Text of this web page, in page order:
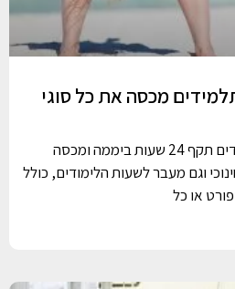
מכסה את כל סוגי
ביטוח תאונות אישיות תלמידים תקף 24 שעות ביממה ומכסה
וגם מעבר לשעות הלימודים, כולל
או כל